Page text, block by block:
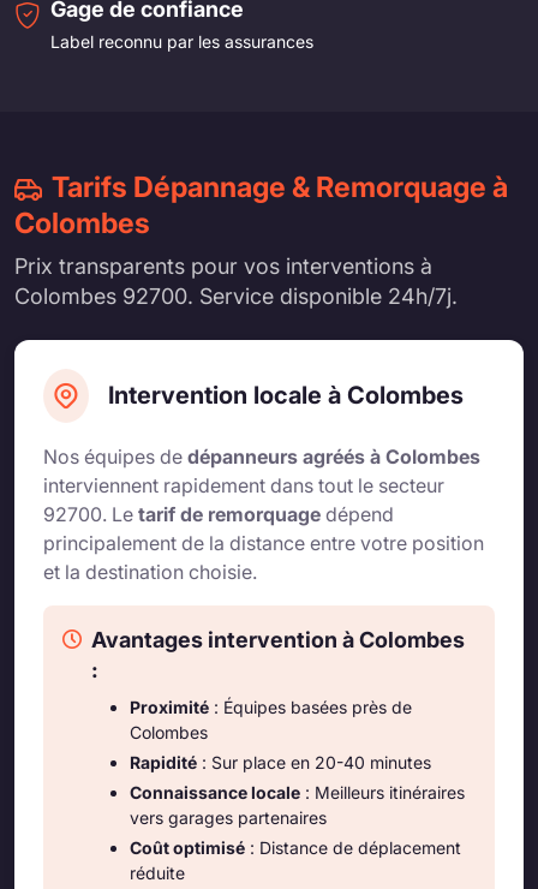
Gage de confiance
Label reconnu par les assurances
Tarifs Dépannage & Remorquage à
Colombes
Prix transparents pour vos interventions à
Colombes 92700. Service disponible 24h/7j.
Intervention locale à Colombes
Nos équipes de dépanneurs agréés à Colombes
interviennent rapidement dans tout le secteur
92700. Le tarif de remorquage dépend
principalement de la distance entre votre position
et la destination choisie.
Avantages intervention à Colombes
:
Proximité : Équipes basées près de
Colombes
Rapidité : Sur place en 20-40 minutes
Connaissance locale : Meilleurs itinéraires
vers garages partenaires
Coût optimisé : Distance de déplacement
réduite